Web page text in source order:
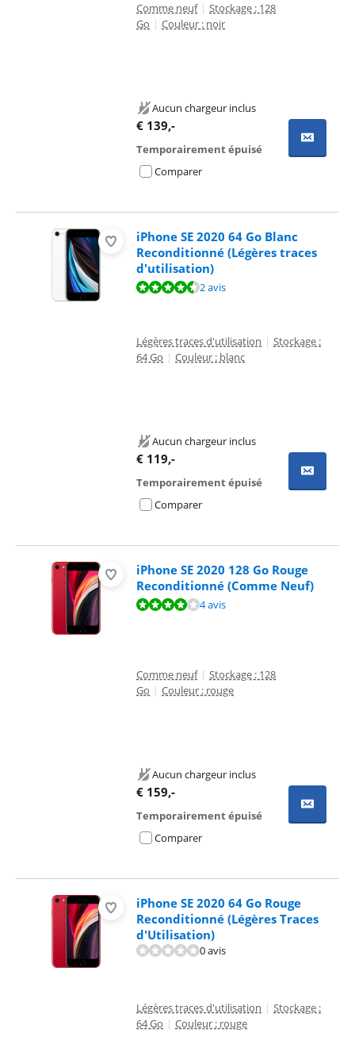
Comme neuf | Stockage : 128
Go | Couleur : noir
Aucun chargeur inclus
€ 139,-
Temporairement épuisé
Comparer
iPhone SE 2020 64 Go Blanc
Reconditionné (Légères traces
d'utilisation)
La note est de 9,0 sur 10, basée sur 2 avis.2 avis
Légères traces d'utilisation | Stockage :
64 Go | Couleur : blanc
Aucun chargeur inclus
€ 119,-
Temporairement épuisé
Comparer
iPhone SE 2020 128 Go Rouge
Reconditionné (Comme Neuf)
La note est de 8,1 sur 10, basée sur 4 avis.4 avis
Comme neuf | Stockage : 128
Go | Couleur : rouge
Aucun chargeur inclus
€ 159,-
Temporairement épuisé
Comparer
iPhone SE 2020 64 Go Rouge
Reconditionné (Légères Traces
d'Utilisation)
0 avis
Légères traces d'utilisation | Stockage :
64 Go | Couleur : rouge